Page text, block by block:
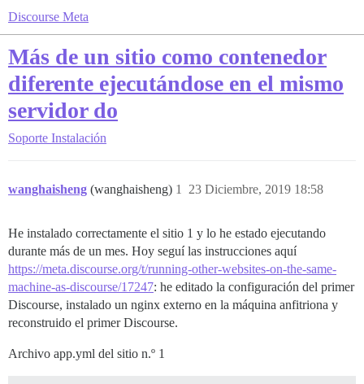
Discourse Meta
Más de un sitio como contenedor
diferente ejecutándose en el mismo
servidor do
Soporte Instalación
wanghaisheng (wanghaisheng) 23 Diciembre, 2019 18:58
1
He instalado correctamente el sitio 1 y lo he estado ejecutando
durante más de un mes. Hoy seguí las instrucciones aquí
https://meta.discourse.org/t/running-other-websites-on-the-same-
machine-as-discourse/17247: he editado la configuración del primer
Discourse, instalado un nginx externo en la máquina anfitriona y
reconstruido el primer Discourse.
Archivo app.yml del sitio n.º 1